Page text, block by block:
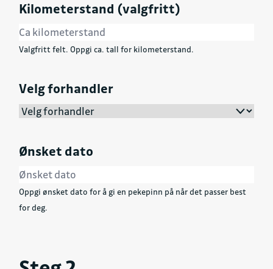
Kilometerstand (valgfritt)
Valgfritt felt. Oppgi ca. tall for kilometerstand.
Velg forhandler
Ønsket dato
Oppgi ønsket dato for å gi en pekepinn på når det passer best
for deg.